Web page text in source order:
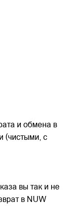
и обмена в
(чистыми, с
вы так и не
в NUW